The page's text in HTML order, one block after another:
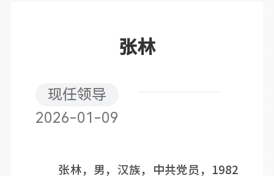
张林
现任领导
2026-01-09
张林，男，汉族，中共党员，1982